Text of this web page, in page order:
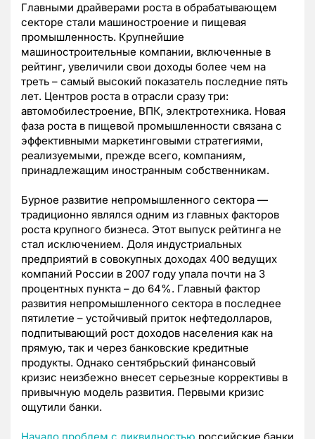
Главными драйверами роста в обрабатывающем
секторе стали машиностроение и пищевая
промышленность. Крупнейшие
машиностроительные компании, включенные в
рейтинг, увеличили свои доходы более чем на
треть – самый высокий показатель последние пять
лет. Центров роста в отрасли сразу три:
автомобилестроение, ВПК, электротехника. Новая
фаза роста в пищевой промышленности связана с
эффективными маркетинговыми стратегиями,
реализуемыми, прежде всего, компаниям,
принадлежащим иностранным собственникам.
Бурное развитие непромышленного сектора —
традиционно являлся одним из главных факторов
роста крупного бизнеса. Этот выпуск рейтинга не
стал исключением. Доля индустриальных
предприятий в совокупных доходах 400 ведущих
компаний России в 2007 году упала почти на 3
процентных пункта – до 64%. Главный фактор
развития непромышленного сектора в последнее
пятилетие – устойчивый приток нефтедолларов,
подпитывающий рост доходов населения как на
прямую, так и через банковские кредитные
продукты. Однако сентябрьский финансовый
кризис неизбежно внесет серьезные коррективы в
привычную модель развития. Первыми кризис
ощутили банки.